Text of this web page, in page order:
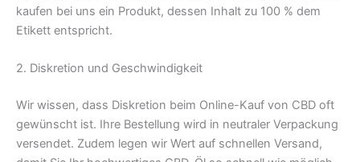
kaufen bei uns ein Produkt, dessen Inhalt zu 100 % dem
Etikett entspricht.
2. Diskretion und Geschwindigkeit
Wir wissen, dass Diskretion beim Online-Kauf von CBD oft
gewünscht ist. Ihre Bestellung wird in neutraler Verpackung
versendet. Zudem legen wir Wert auf schnellen Versand,